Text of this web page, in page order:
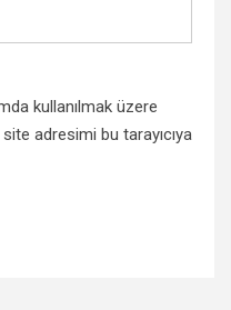
kullanılmak üzere
adresimi bu tarayıcıya